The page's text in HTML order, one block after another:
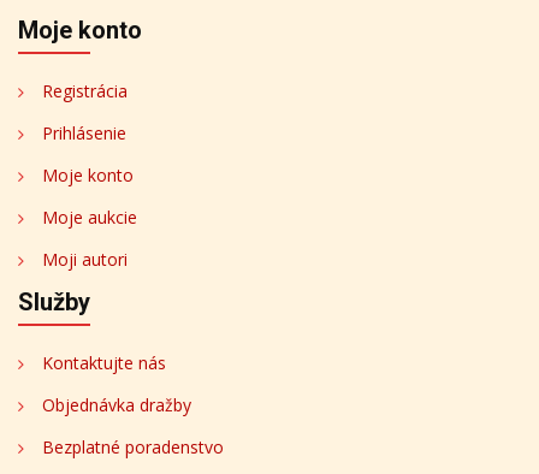
Moje konto
Registrácia
Prihlásenie
Moje konto
Moje aukcie
Moji autori
Služby
Kontaktujte nás
Objednávka dražby
Bezplatné poradenstvo